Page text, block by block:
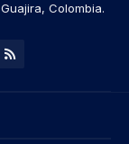
Colombia.